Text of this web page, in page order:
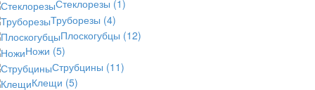
Стеклорезы (1)
Труборезы (4)
Плоскогубцы (12)
Ножи (5)
Струбцины (11)
Клещи (5)